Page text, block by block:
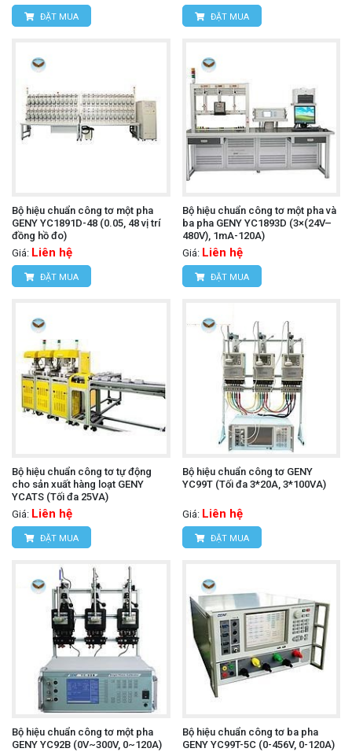
ĐẶT MUA ĐẶT MUA
Bộ hiệu chuẩn công tơ một pha
GENY YC1891D-48 (0.05, 48 vị trí
đồng hồ đo)
Giá: Liên hệ
ĐẶT MUA
Bộ hiệu chuẩn công tơ một pha và
ba pha GENY YC1893D (3×(24V–
480V), 1mA-120A)
Giá: Liên hệ
ĐẶT MUA
Bộ hiệu chuẩn công tơ tự động
cho sản xuất hàng loạt GENY
YCATS (Tối đa 25VA)
Giá: Liên hệ
ĐẶT MUA
Bộ hiệu chuẩn công tơ GENY
YC99T (Tối đa 3*20A, 3*100VA)
Giá: Liên hệ
ĐẶT MUA
Bộ hiệu chuẩn công tơ một pha
GENY YC92B (0V~300V, 0~120A)
Bộ hiệu chuẩn công tơ ba pha
GENY YC99T-5C (0-456V, 0-120A)